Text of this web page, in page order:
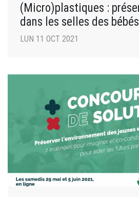
(Micro)plastiques :
dans les selles des
LUN 11 OCT 2021